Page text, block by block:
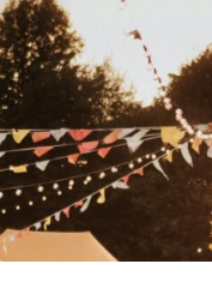
PHOTOS
SE RESTAURER
OFFRES SPÉCIALES
CONTACT
ENGLISH